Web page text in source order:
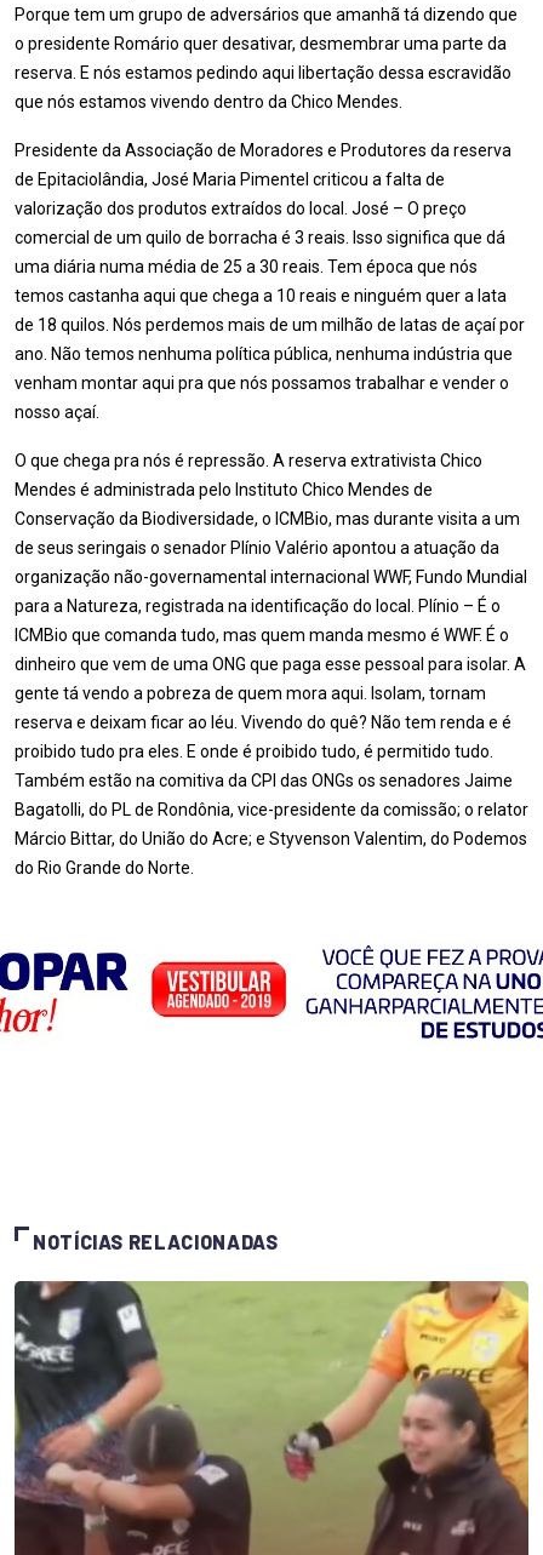
Porque tem um grupo de adversários que amanhã tá dizendo que
o presidente Romário quer desativar, desmembrar uma parte da
reserva. E nós estamos pedindo aqui libertação dessa escravidão
que nós estamos vivendo dentro da Chico Mendes.
Presidente da Associação de Moradores e Produtores da reserva
de Epitaciolândia, José Maria Pimentel criticou a falta de
valorização dos produtos extraídos do local. José – O preço
comercial de um quilo de borracha é 3 reais. Isso significa que dá
uma diária numa média de 25 a 30 reais. Tem época que nós
temos castanha aqui que chega a 10 reais e ninguém quer a lata
de 18 quilos. Nós perdemos mais de um milhão de latas de açaí por
ano. Não temos nenhuma política pública, nenhuma indústria que
venham montar aqui pra que nós possamos trabalhar e vender o
nosso açaí.
O que chega pra nós é repressão. A reserva extrativista Chico
Mendes é administrada pelo Instituto Chico Mendes de
Conservação da Biodiversidade, o ICMBio, mas durante visita a um
de seus seringais o senador Plínio Valério apontou a atuação da
organização não-governamental internacional WWF, Fundo Mundial
para a Natureza, registrada na identificação do local. Plínio – É o
ICMBio que comanda tudo, mas quem manda mesmo é WWF. É o
dinheiro que vem de uma ONG que paga esse pessoal para isolar. A
gente tá vendo a pobreza de quem mora aqui. Isolam, tornam
reserva e deixam ficar ao léu. Vivendo do quê? Não tem renda e é
proibido tudo pra eles. E onde é proibido tudo, é permitido tudo.
Também estão na comitiva da CPI das ONGs os senadores Jaime
Bagatolli, do PL de Rondônia, vice-presidente da comissão; o relator
Márcio Bittar, do União do Acre; e Styvenson Valentim, do Podemos
do Rio Grande do Norte.
NOTÍCIAS RELACIONADAS